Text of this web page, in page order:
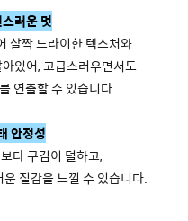
러운 멋
살짝 드라이한 텍스처와
있어, 고급스러우면서도
연출할 수 있습니다.
안정성
다 구김이 덜하고,
질감을 느낄 수 있습니다.